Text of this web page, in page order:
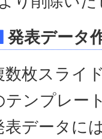
発表データ
数枚スライ
テンプレー
表データに